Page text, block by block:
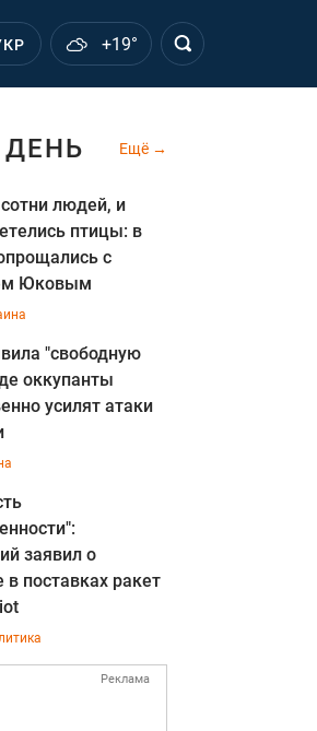
+19°
Ещё
людей, и
птицы: в
с
Юковым
"свободную
оккупанты
усилят атаки
заявил о
в поставках ракет
Реклама